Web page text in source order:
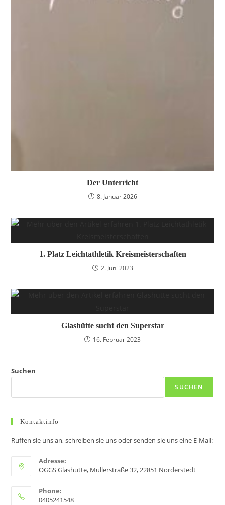
Der Unterricht
8. Januar 2026
1. Platz Leichtathletik Kreismeisterschaften
2. Juni 2023
Glashütte sucht den Superstar
16. Februar 2023
Suchen
SUCHEN
Kontaktinfo
Ruffen sie uns an, schreiben sie uns oder senden sie uns eine E-Mail:
Adresse:
OGGS Glashütte, Müllerstraße 32, 22851 Norderstedt
Phone:
0405241548